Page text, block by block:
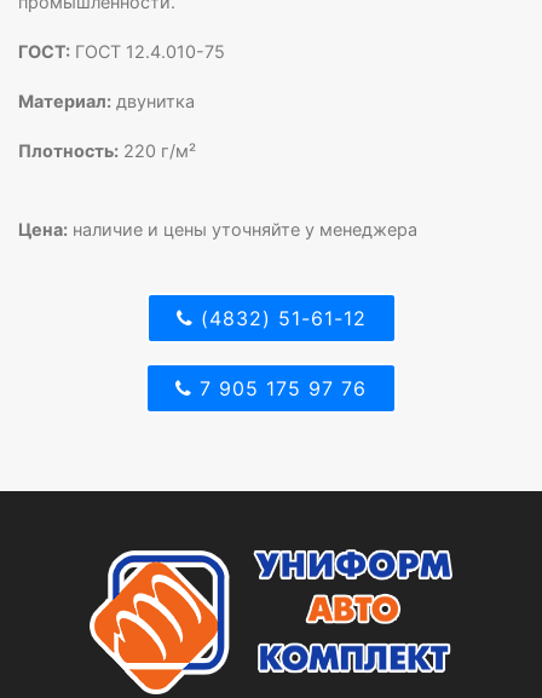
ГОСТ: ГОСТ 12.4.010-75
Материал: двунитка
Плотность: 220 г/м²
Цена: наличие и цены уточняйте у менеджера
(4832) 51-61-12
7 905 175 97 76